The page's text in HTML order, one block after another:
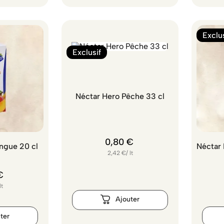
20 cl
Exclusif
Néctar Hero Pêche 33 cl
0,80 €
2,42 €/ lt
Néctar